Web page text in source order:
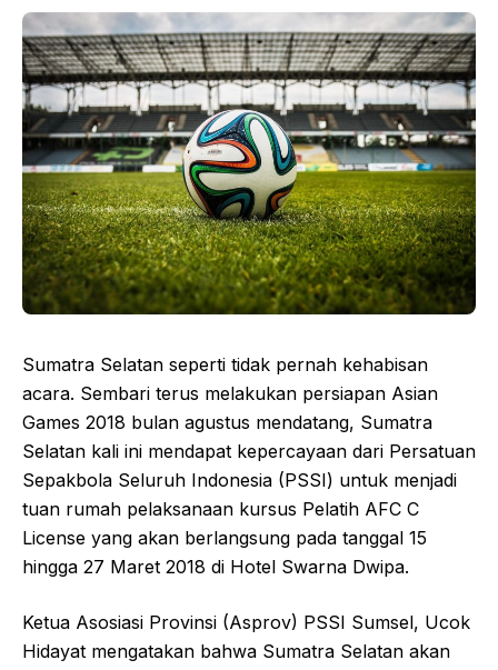
Sumatra Selatan seperti tidak pernah kehabisan
acara. Sembari terus melakukan persiapan Asian
Games 2018 bulan agustus mendatang, Sumatra
Selatan kali ini mendapat kepercayaan dari Persatuan
Sepakbola Seluruh Indonesia (PSSI) untuk menjadi
tuan rumah pelaksanaan kursus Pelatih AFC C
License yang akan berlangsung pada tanggal 15
hingga 27 Maret 2018 di Hotel Swarna Dwipa.
Ketua Asosiasi Provinsi (Asprov) PSSI Sumsel, Ucok
Hidayat mengatakan bahwa Sumatra Selatan akan